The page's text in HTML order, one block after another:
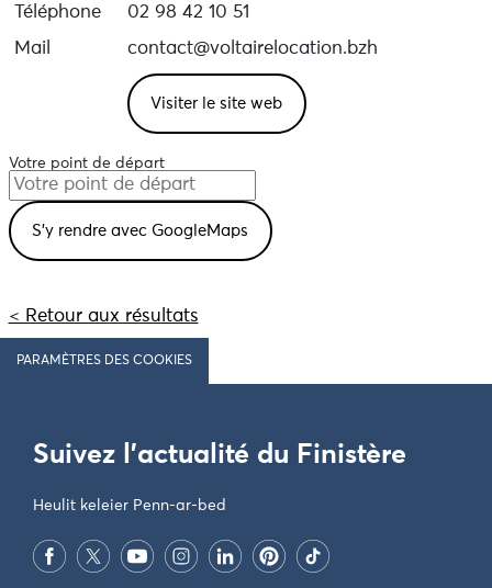
Téléphone
02 98 42 10 51
Mail
contact@voltairelocation.bzh
Visiter le site web
Votre point de départ
< Retour aux résultats
PARAMÈTRES DES COOKIES
Suivez l'actualité du Finistère
Heulit keleier Penn-ar-bed